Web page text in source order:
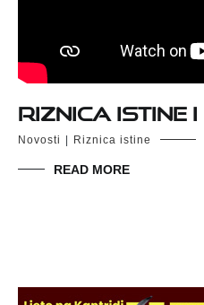
RIZNICA ISTINE I
Novosti | Riznica istine
READ MORE